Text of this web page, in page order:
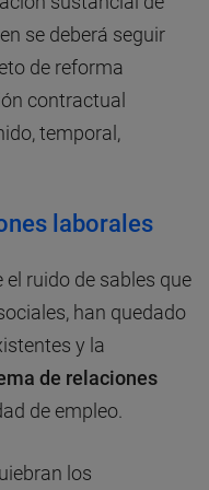
se deberá seguir
de reforma
contractual
temporal,
laborales
ruido de sables que
han quedado
y la
de relaciones
de empleo.
los